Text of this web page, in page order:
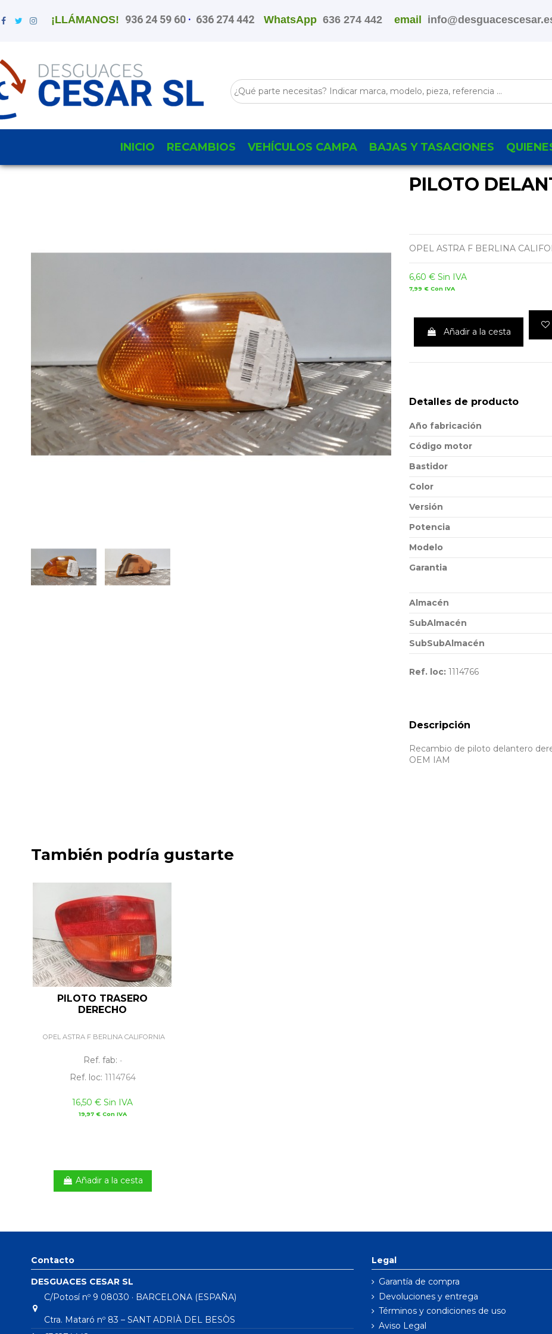
¡LLÁMANOS! 936 24 59 60 · 636 274 442 WhatsApp636 274 442 email
INICIO RECAMBIOS VEHÍCULOS CAMPA BAJAS Y TASACIONES
PILOTO
OPEL ASTRA F BERLINA
6,60 € Sin IVA
7,99 € Con IVA
Añadir a la cesta
Detalles de producto
Año fabricación
Código motor
Bastidor
Color
Versión
Potencia
Modelo
Garantia
Almacén
SubAlmacén
SubSubAlmacén
Ref. loc: 1114766
Descripción
Recambio de piloto delantero
OEM IAM
También podría gustarte
PILOTO TRASERO
DERECHO
OPEL ASTRA F BERLINA CALIFORNIA
Ref. fab: -
Ref. loc: 1114764
16,50 € Sin IVA
19,97 € Con IVA
Añadir a la cesta
Contacto
DESGUACES CESAR SL
C/Potosí nº 9 08030 · BARCELONA (ESPAÑA)
Ctra. Mataró nº 83 – SANT ADRIÀ DEL BESÒS
Legal
Garantía de compra
Devoluciones y entrega
Términos y condiciones de uso
Aviso Legal